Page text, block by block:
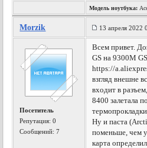
Модель ноутбука:
Morzik 13 апреля 2022
Посетитель
Репутация:0
Сообщений: 7
Всем привет.
GS на 9300M
https://
взгляд внешне
входит в
8400 залетала
Ну и паста
поменьше, чем
карта